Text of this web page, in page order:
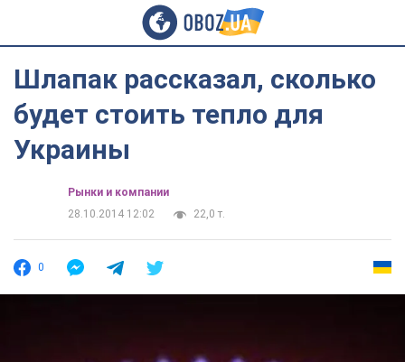
Шлапак рассказал, сколько
будет стоить тепло для
Украины
Рынки и компании
28.10.2014 12:02
22,0 т.
0